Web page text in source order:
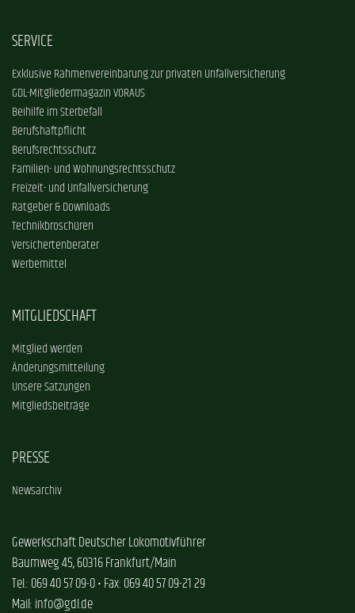
SERVICE
Exklusive Rahmenvereinbarung zur privaten Unfallversicherung
GDL-Mitgliedermagazin VORAUS
Beihilfe im Sterbefall
Berufshaftpflicht
Berufsrechtsschutz
Familien- und Wohnungsrechtsschutz
Freizeit- und Unfallversicherung
Ratgeber & Downloads
Technikbroschüren
Versichertenberater
Werbemittel
MITGLIEDSCHAFT
Mitglied werden
Änderungsmitteilung
Unsere Satzungen
Mitgliedsbeiträge
PRESSE
Newsarchiv
Gewerkschaft Deutscher Lokomotivführer
Baumweg 45, 60316 Frankfurt/Main
Tel.: 069 40 57 09-0 • Fax: 069 40 57 09-21 29
Mail: info@gdl.de